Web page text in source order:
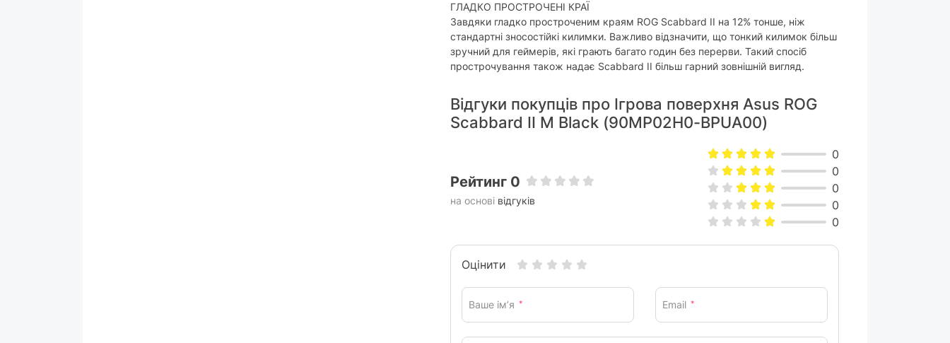
ГЛАДКО ПРОСТРОЧЕНІ КРАЇ
Завдяки гладко простроченим краям ROG Scabbard II на 12% тонше, ніж
стандартні зносостійкі килимки. Важливо відзначити, що тонкий килимок більш
зручний для геймерів, які грають багато годин без перерви. Такий спосіб
прострочування також надає Scabbard II більш гарний зовнішній вигляд.
Відгуки покупців про Ігрова поверхня Asus ROG
Scabbard II M Black (90MP02H0-BPUA00)
Рейтинг 0
на основі відгуків
0
0
0
0
0
Оцінити
Ваше ім’я * Email *